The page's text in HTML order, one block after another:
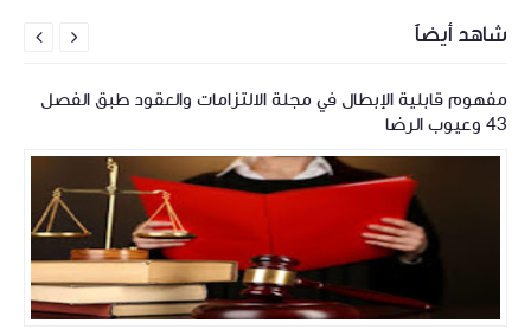
شاهد أيضاً
مفهوم قابلية الإبطال في مجلة الالتزامات والعقود طبق الفصل
43 وعيوب الرضا

